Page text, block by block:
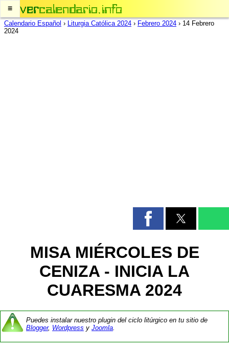
≡
Calendario Español › Liturgia Católica 2024 › Febrero 2024 › 14 Febrero
2024
MISA MIÉRCOLES DE
CENIZA - INICIA LA
CUARESMA 2024
Puedes instalar nuestro plugin del ciclo litúrgico en tu sitio de
Blogger, Wordpress y Joomla.